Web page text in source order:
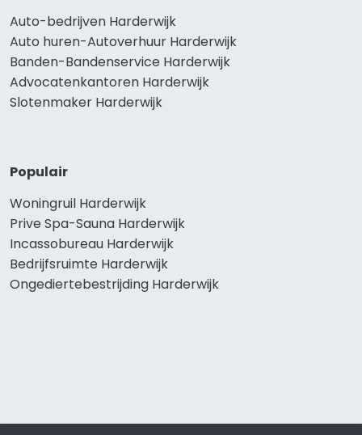
Auto-bedrijven Harderwijk
Auto huren-Autoverhuur Harderwijk
Banden-Bandenservice Harderwijk
Advocatenkantoren Harderwijk
Slotenmaker Harderwijk
Populair
Woningruil Harderwijk
Prive Spa-Sauna Harderwijk
Incassobureau Harderwijk
Bedrijfsruimte Harderwijk
Ongediertebestrijding Harderwijk